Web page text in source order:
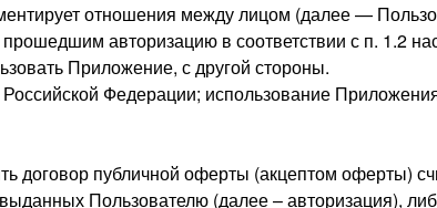
отношения между лицом (далее —
авторизацию в соответствии с п. 1.2
Приложение, с другой стороны.
Федерации; использование
договор публичной оферты (акцептом оферты)
Пользователю (далее – авторизация),